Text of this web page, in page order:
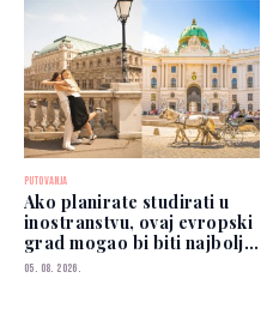
PUTOVANJA
Ako planirate studirati u
inostranstvu, ovaj evropski
grad mogao bi biti najbolji
izbor
05. 08. 2026.